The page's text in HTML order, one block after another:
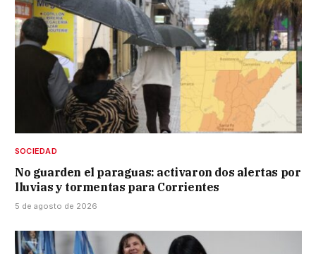
SOCIEDAD
No guarden el paraguas: activaron dos alertas por
lluvias y tormentas para Corrientes
5 de agosto de 2026